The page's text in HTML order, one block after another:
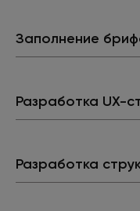
Заполнение
Разработка UX-
Разработка